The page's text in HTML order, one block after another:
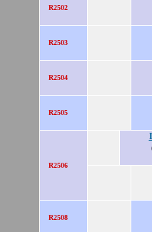
R2502
R2503
R2504
R2505
R2506
R2508